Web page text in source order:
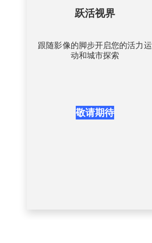
跃活视界
跟随影像的脚步开启您的活力运
动和城市探索
敬请期待